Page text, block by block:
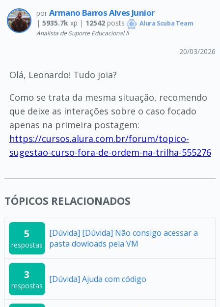
por Armano Barros Alves Junior
| 5935.7kxp | 12542posts Alura Scuba Team
Analista de Suporte Educacional II
20/03/2026
Olá, Leonardo! Tudo joia?
Como se trata da mesma situação, recomendo
que deixe as interações sobre o caso focado
apenas na primeira postagem:
https://cursos.alura.com.br/forum/topico-
sugestao-curso-fora-de-ordem-na-trilha-555276
TÓPICOS RELACIONADOS
5
respostas
[Dúvida] [Dúvida] Não consigo acessar a
pasta dowloads pela VM
3
respostas
[Dúvida] Ajuda com código